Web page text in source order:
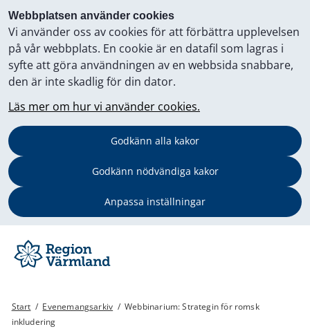
Webbplatsen använder cookies
Vi använder oss av cookies för att förbättra upplevelsen
på vår webbplats. En cookie är en datafil som lagras i
syfte att göra användningen av en webbsida snabbare,
den är inte skadlig för din dator.
Läs mer om hur vi använder cookies.
Godkänn alla kakor
Godkänn nödvändiga kakor
Anpassa inställningar
Start / Evenemangsarkiv / Webbinarium: Strategin för romsk
inkludering